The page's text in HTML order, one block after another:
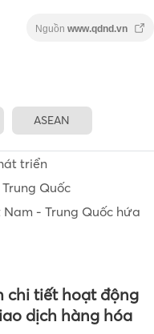
Nguồn www.qdnd.vn
ASEAN
triển
Quốc
- Trung Quốc hứa
chi tiết hoạt động
dịch hàng hóa